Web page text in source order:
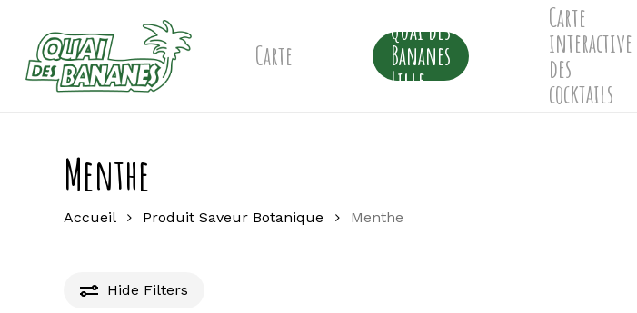
content
Carte
Quai des
Bananes
Lille
Carte
interactive
des
cocktails
Menthe
Accueil Produit Saveur Botanique Menthe
Hide Filters